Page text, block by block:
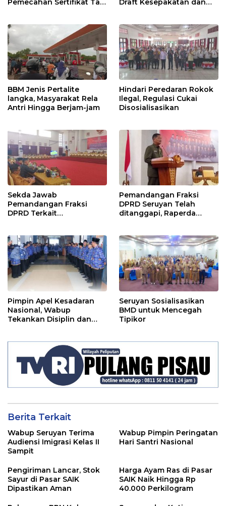
Pemecahan Sertifikat Tak
Draft Kesepakatan dan
BBM Jenis Pertalite
langka, Masyarakat Rela
Antri Hingga Berjam-jam
Hindari Peredaran Rokok
Ilegal, Regulasi Cukai
Disosialisasikan
Sekda Jawab
Pemandangan Fraksi
DPRD Terkait
2024
Pemandangan Fraksi
DPRD Seruyan Telah
ditanggapi, Raperda
Pimpin Apel Kesadaran
Nasional, Wabup
Tekankan Disiplin dan
Seruyan Sosialisasikan
BMD untuk Mencegah
Tipikor
Berita Terkait
Wabup Seruyan Terima
Audiensi Imigrasi Kelas II
Sampit
Wabup Pimpin Peringatan
Hari Santri Nasional
Pengiriman Lancar, Stok
Sayur di Pasar SAIK
Dipastikan Aman
Harga Ayam Ras di Pasar
SAIK Naik Hingga Rp
40.000 Perkilogram